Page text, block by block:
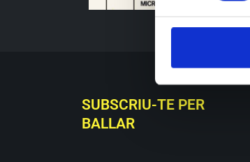
SUBSCRIU-TE PER
BALLAR